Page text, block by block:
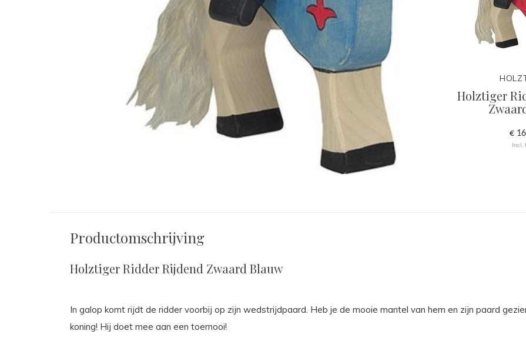
Holztiger Ridder Rode
Holztiger Ridder Blauwe
Mantel
€ 13,95
Holztiger Ridder met
Zwaard Blauw
€ 12,95
Incl. btw
Holztiger
€
Incl.
Productomschrijving
Holztiger Ridder Rijdend Zwaard Blauw
In galop komt rijdt de ridder voorbij op zijn wedstrijdpaard. Heb je de mooie mantel van hem en zijn paard
koning! Hij doet mee aan een toernooi!